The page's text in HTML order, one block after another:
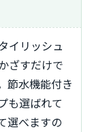
ざすだけで
節水機能付き
も選ばれて
選べますの